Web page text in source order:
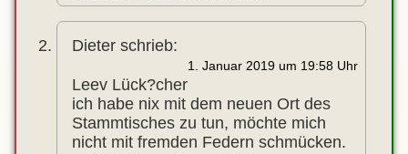
Dieter schrieb:
1. Januar 2019 um 19:58 Uhr
Leev Lück?cher
ich habe nix mit dem neuen Ort des
Stammtisches zu tun, möchte mich
nicht mit fremden Federn schmücken.